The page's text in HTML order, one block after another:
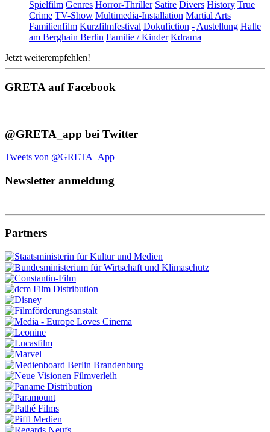
Spielfilm Genres Horror-Thriller Satire Divers History True
Crime TV-Show Multimedia-Installation Martial Arts
Familienfilm Kurzfilmfestival Dokufiction -Austellung Halle
am Berghain Berlin Familie / Kinder Kdrama
Jetzt weiterempfehlen!
GRETA auf Facebook
@GRETA_app bei Twitter
Tweets von @GRETA_App
Newsletter anmeldung
Partners